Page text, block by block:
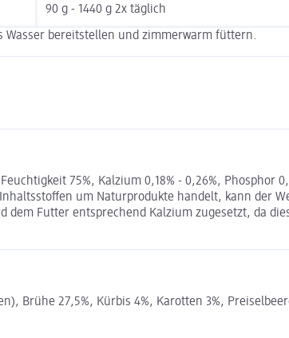
90 g - 1440 g 2x täglich
Wasser bereitstellen und zimmerwarm füttern.
75%, Kalzium 0,18% - 0,26%,
um Naturprodukte handelt, kann der
dem Futter entsprechend Kalzium zugesetzt, da
Brühe 27,5%, Kürbis 4%, Karotten 3%,